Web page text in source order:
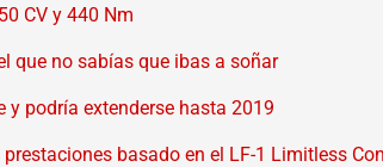
CV y 440 Nm
que no sabías que ibas a soñar
y podría extenderse hasta 2019
basado en el LF-1 Limitless